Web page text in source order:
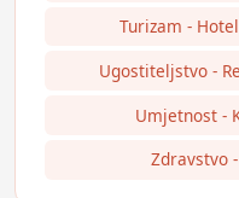
Turizam -
Ugostiteljstvo -
Umjetnost -
Zdravstvo